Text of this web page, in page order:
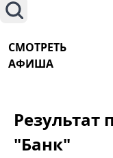
Поиск
СМОТРЕТЬ
АФИША
Результат
"Банк"